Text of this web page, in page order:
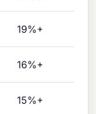
19%+
16%+
15%+